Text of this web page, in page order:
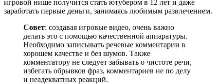
игровой нише получится стать ютубером в 12 лет и даже
заработать первые деньги, занимаясь любимым развлечением.
Совет: создавая игровые видео, очень важно
делать это с помощью качественной аппаратуры.
Необходимо записывать речевые комментарии в
хорошем качестве и без шумов. Также
комментатору не следует забывать о чистоте речи,
избегать обрывков фраз, комментариев не по делу
и неадекватных реакций.